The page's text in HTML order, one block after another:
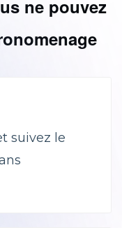
ne pouvez
suivez le